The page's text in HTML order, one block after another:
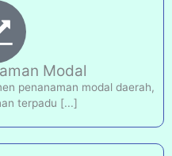
Modal
penanaman modal daerah,
terpadu [...]